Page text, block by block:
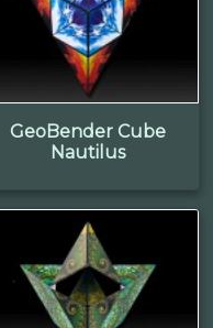
GeoBender Cube
Nautilus